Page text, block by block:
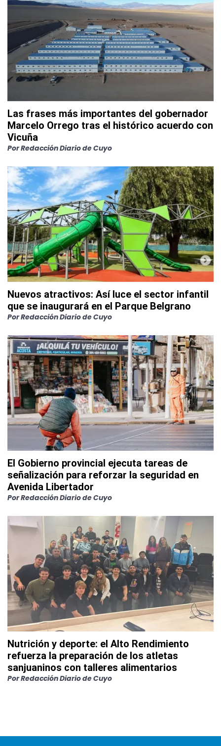
Las frases más importantes del gobernador
Marcelo Orrego tras el histórico acuerdo con
Vicuña
PorRedacción Diario de Cuyo
Nuevos atractivos: Así luce el sector infantil
que se inaugurará en el Parque Belgrano
PorRedacción Diario de Cuyo
El Gobierno provincial ejecuta tareas de
señalización para reforzar la seguridad en
Avenida Libertador
PorRedacción Diario de Cuyo
Nutrición y deporte: el Alto Rendimiento
refuerza la preparación de los atletas
sanjuaninos con talleres alimentarios
PorRedacción Diario de Cuyo